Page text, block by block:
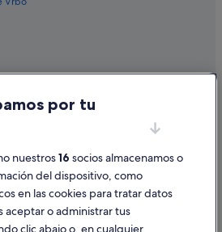
y cómo denunciar contenido
por tu
nuestros16 socios almacenamos o
del dispositivo, como
en las cookies para tratar datos
aceptar o administrar tus
clic abajo o, en cualquier